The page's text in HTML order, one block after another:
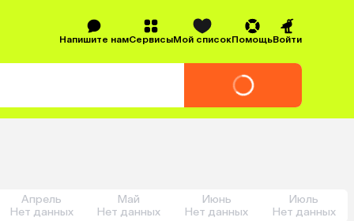
Напишите намСервисыМой списокПомощьВойти
Апрель
Нет данных
Май
Нет данных
Июнь
Нет данных
Июль
Нет данных